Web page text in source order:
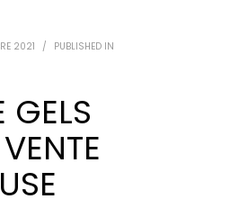
2021 / PUBLISHED IN
GELS